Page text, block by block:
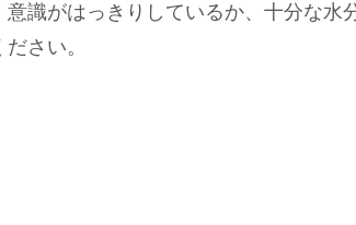
識がはっきりしているか、十分な水
さい。